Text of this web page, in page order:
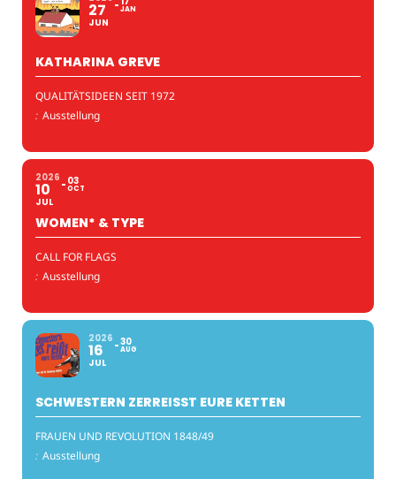
27
JUN
JAN
KATHARINA GREVE
QUALITÄTSIDEEN SEIT 1972
: Ausstellung
2026
10
JUL
03
OCT
WOMEN* & TYPE
CALL FOR FLAGS
: Ausstellung
2026
16
JUL
30
AUG
SCHWESTERN ZERREISST EURE KETTEN
FRAUEN UND REVOLUTION 1848/49
: Ausstellung